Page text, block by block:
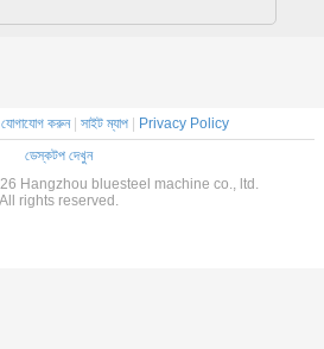
যোগাযোগ করুন| সাইট ম্যাপ| Privacy Policy
ডেস্কটপ দেখুন
Hangzhou bluesteel machine co., ltd.
All rights reserved.